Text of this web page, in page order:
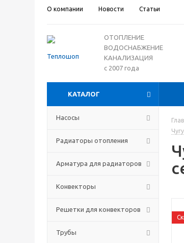
О компании Новости Статьи
ОТОПЛЕНИЕ
ВОДОСНАБЖЕНИЕ
КАНАЛИЗАЦИЯ
с 2007 года
КАТАЛОГ
Насосы
Радиаторы отопления
Арматура для радиаторов
Конвекторы
Решетки для конвекторов
Трубы